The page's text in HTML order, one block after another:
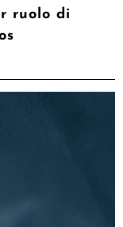
ruolo di